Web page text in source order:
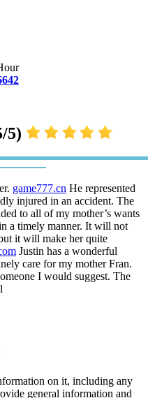
5)
game777.cn He represented
injured in an accident. The
to all of my mother’s wants
a timely manner. It will not
it will make her quite
Justin has a wonderful
care for my mother Fran.
I would suggest. The
on it, including any
general information and